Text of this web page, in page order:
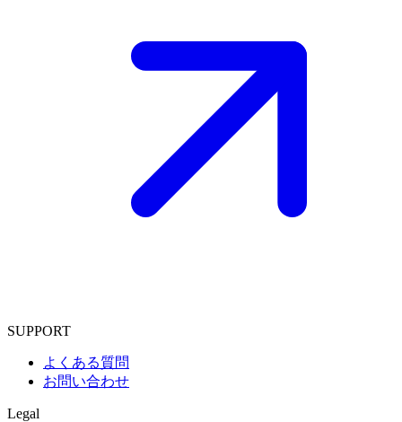
SUPPORT
よくある質問
お問い合わせ
Legal